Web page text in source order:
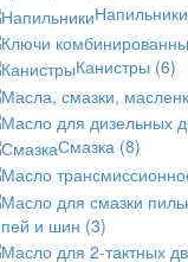
Напильники
Канистры (6)
Смазка (8)
и шин (3)